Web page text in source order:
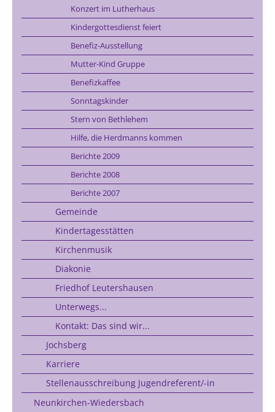
Konzert im Lutherhaus
Kindergottesdienst feiert
Benefiz-Ausstellung
Mutter-Kind Gruppe
Benefizkaffee
Sonntagskinder
Stern von Bethlehem
Hilfe, die Herdmanns kommen
Berichte 2009
Berichte 2008
Berichte 2007
Gemeinde
Kindertagesstätten
Kirchenmusik
Diakonie
Friedhof Leutershausen
Unterwegs...
Kontakt: Das sind wir...
Jochsberg
Karriere
Stellenausschreibung Jugendreferent/-in
Neunkirchen-Wiedersbach